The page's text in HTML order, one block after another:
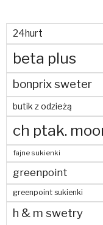
24hurt
beta plus
bonprix sweter
butik z odzieżą
ch ptak.
fajne sukienki
greenpoint
greenpoint sukienki
h & m swetry